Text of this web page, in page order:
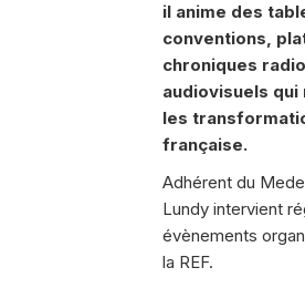
il anime des
conventions,
chroniques
audiovisuels
les
française.
Adhérent du
Lundy intervient
évènements
la REF.